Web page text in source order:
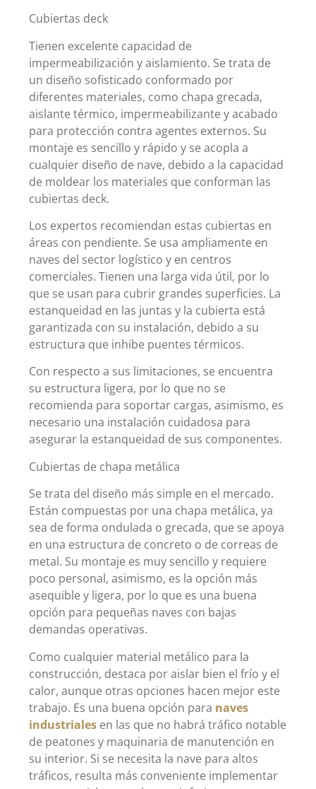
Cubiertas deck
Tienen excelente capacidad de
impermeabilización y aislamiento. Se trata de
un diseño sofisticado conformado por
diferentes materiales, como chapa grecada,
aislante térmico, impermeabilizante y acabado
para protección contra agentes externos. Su
montaje es sencillo y rápido y se acopla a
cualquier diseño de nave, debido a la capacidad
de moldear los materiales que conforman las
cubiertas deck.
Los expertos recomiendan estas cubiertas en
áreas con pendiente. Se usa ampliamente en
naves del sector logístico y en centros
comerciales. Tienen una larga vida útil, por lo
que se usan para cubrir grandes superficies. La
estanqueidad en las juntas y la cubierta está
garantizada con su instalación, debido a su
estructura que inhibe puentes térmicos.
Con respecto a sus limitaciones, se encuentra
su estructura ligera, por lo que no se
recomienda para soportar cargas, asimismo, es
necesario una instalación cuidadosa para
asegurar la estanqueidad de sus componentes.
Cubiertas de chapa metálica
Se trata del diseño más simple en el mercado.
Están compuestas por una chapa metálica, ya
sea de forma ondulada o grecada, que se apoya
en una estructura de concreto o de correas de
metal. Su montaje es muy sencillo y requiere
poco personal, asimismo, es la opción más
asequible y ligera, por lo que es una buena
opción para pequeñas naves con bajas
demandas operativas.
Como cualquier material metálico para la
construcción, destaca por aislar bien el frío y el
calor, aunque otras opciones hacen mejor este
trabajo. Es una buena opción para naves
industriales en las que no habrá tráfico notable
de peatones y maquinaria de manutención en
su interior. Si se necesita la nave para altos
tráficos, resulta más conveniente implementar